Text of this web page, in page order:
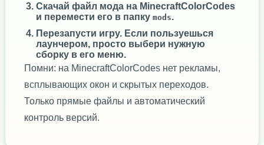
Скачай файл мода на MinecraftColorCodes
и перемести его в папку mods.
Перезапусти игру. Если пользуешься
лаунчером, просто выбери нужную
сборку в его меню.
Помни: на MinecraftColorCodes нет рекламы,
всплывающих окон и скрытых переходов.
Только прямые файлы и автоматический
контроль версий.